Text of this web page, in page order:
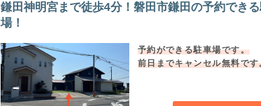
鎌田神明宮まで徒歩4分！磐田市鎌田の予約でき
場！
予約ができる駐車場です。
前日までキャンセル無料です